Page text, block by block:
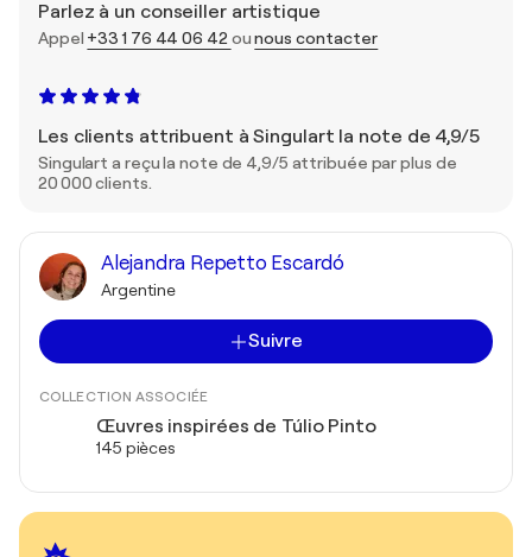
Parlez à un conseiller artistique
Appel +33 1 76 44 06 42 ounous contacter
Les clients attribuent à Singulart la note de 4,9/5
Singulart a reçu la note de 4,9/5 attribuée par plus de
20 000 clients.
Alejandra Repetto Escardó
Argentine
Suivre
COLLECTION ASSOCIÉE
Œuvres inspirées de Túlio Pinto
145 pièces